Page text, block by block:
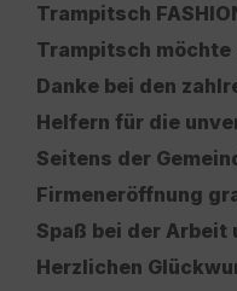
Trampitsch
Trampitsch
Danke bei den
Helfern für die
Seitens der
Firmeneröffnung
Spaß bei der Arbeit
Herzlichen